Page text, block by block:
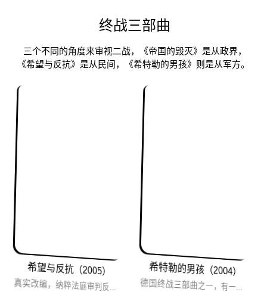
终战三部曲
三个不同的角度来审视二战，《帝国的毁灭》是从政界，
《希望与反抗》是从民间，《希特勒的男孩》则是从军方。
希望与反抗（2005）
真实改编，纳粹法庭审判反战人员的故事，德国终战三部曲之一，台湾译成《帝国大审判》。片尾播放的是历史上三位被...
希特勒的男孩（2004）
德国终战三部曲之一，有一个剧情是讲到校方为了训练学生们的作战本领，竟在树林里安排一群苏联少年供学生们猎...